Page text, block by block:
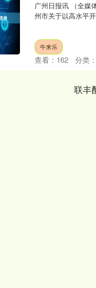
广州日报讯 （全媒
州市关于以高水平
牛来乐
查看： 162 分类：
联丰